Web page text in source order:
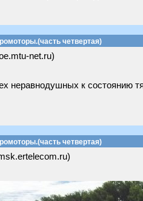
четвертая)
net.ru)
неравнодушных к состоянию
четвертая)